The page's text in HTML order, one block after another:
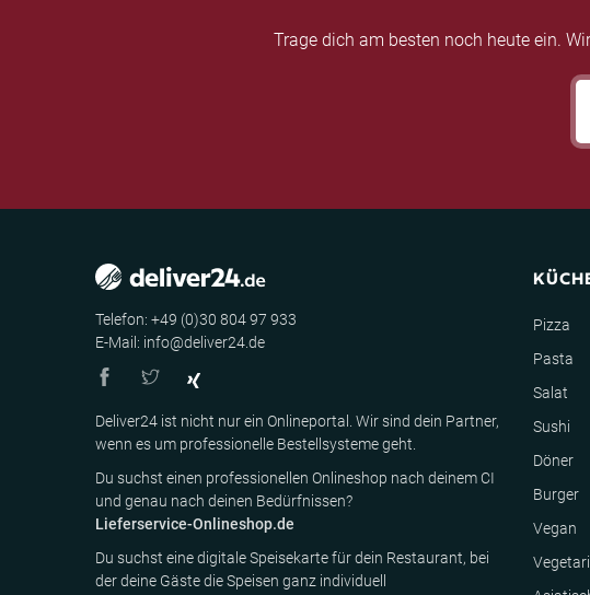
Trage dich am besten noch heute ein.
Telefon: +49 (0)30 804 97 933
E-Mail: info@deliver24.de
Deliver24 ist nicht nur ein Onlineportal. Wir sind dein Partner,
wenn es um professionelle Bestellsysteme geht.
Du suchst einen professionellen Onlineshop nach deinem CI
und genau nach deinen Bedürfnissen?
Lieferservice-Onlineshop.de
Du suchst eine digitale Speisekarte für dein Restaurant, bei
der deine Gäste die Speisen ganz individuell
Pizza
Pasta
Salat
Sushi
Döner
Burger
Vegan